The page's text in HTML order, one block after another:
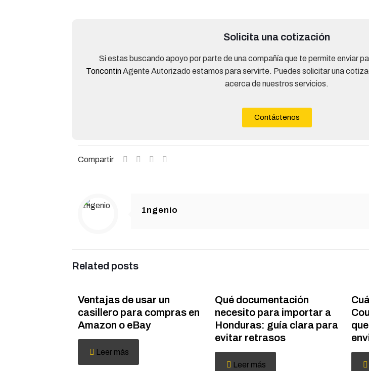
Solicita una cotización
Si estas buscando apoyo por parte de una compañía que te permite enviar
ToncontinAgente Autorizado estamos para servirte. Puedes solicitar una
acerca de nuestros servicios.
Contáctenos
Compartir
1ngenio
Related posts
Ventajas de usar un
casillero para compras en
Amazon o eBay
Leer más
Qué documentación
necesito para importar a
Honduras: guía clara para
evitar retrasos
Leer más